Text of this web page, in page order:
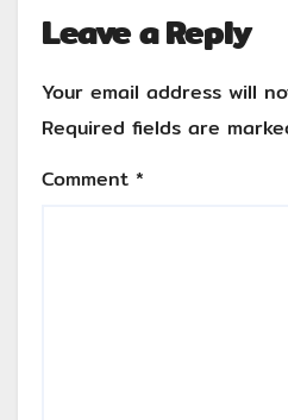
Leave a Reply
Your email address will
Required fields are
Comment *